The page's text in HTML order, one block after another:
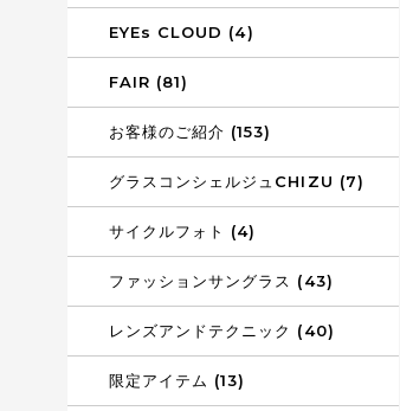
EYEs CLOUD (4)
FAIR (81)
お客様のご紹介 (153)
グラスコンシェルジュCHIZU (7)
サイクルフォト (4)
ファッションサングラス (43)
レンズアンドテクニック (40)
限定アイテム (13)